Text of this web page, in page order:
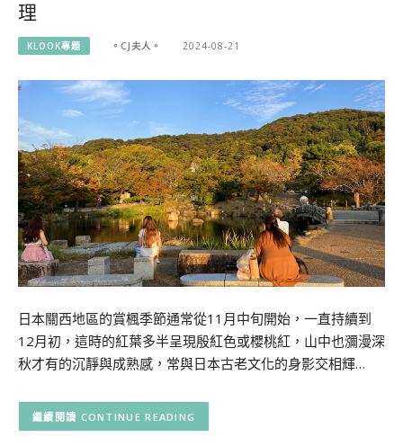
理
KLOOK專題 。CJ夫人。 2024-08-21
日本關西地區的賞楓季節通常從11月中旬開始，一直持續到
12月初，這時的紅葉多半呈現殷紅色或櫻桃紅，山中也瀰漫深
秋才有的沉靜與成熟感，常與日本古老文化的身影交相輝…
CONTINUE READING